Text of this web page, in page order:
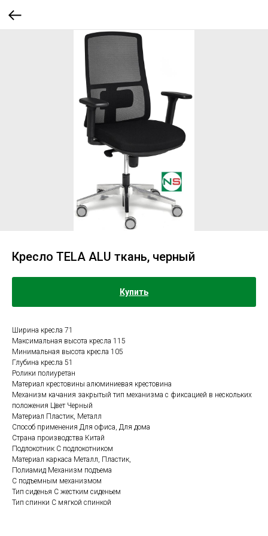
Кресло TELA ALU ткань, черный
Купить
Ширина кресла 71
Максимальная высота кресла 115
Минимальная высота кресла 105
Глубина кресла 51
Ролики полиуретан
Материал крестовины алюминиевая крестовина
Механизм качания закрытый тип механизма с фиксацией в нескольких
положения Цвет Черный
Материал Пластик, Металл
Способ применения Для офиса, Для дома
Страна производства Китай
Подлокотник С подлокотником
Материал каркаса Металл, Пластик,
Полиамид Механизм подъема
С подъемным механизмом
Тип сиденья С жестким сиденьем
Тип спинки С мягкой спинкой